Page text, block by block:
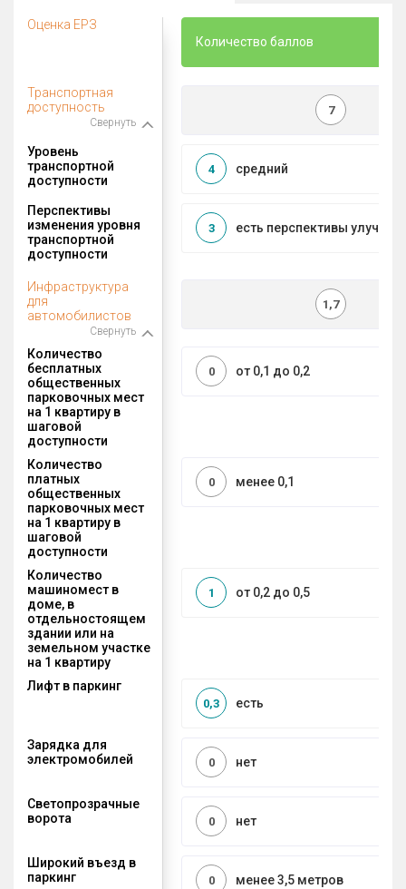
Оценка ЕРЗ
Количество баллов
Транспортная
доступность
Свернуть
7
Уровень
транспортной
доступности
средний
4
Перспективы
изменения уровня
транспортной
доступности
есть перспективы
3
Инфраструктура
для
автомобилистов
Свернуть
1,7
Количество
бесплатных
общественных
парковочных мест
на 1 квартиру в
шаговой
доступности
от 0,1 до 0,2
0
Количество
платных
общественных
парковочных мест
на 1 квартиру в
шаговой
доступности
менее 0,1
0
Количество
машиномест в
доме, в
отдельностоящем
здании или на
земельном участке
на 1 квартиру
от 0,2 до 0,5
1
Лифт в паркинг
есть
0,3
Зарядка для
электромобилей
нет
0
Светопрозрачные
ворота
нет
0
Широкий въезд в
паркинг
менее 3,5 метров
0